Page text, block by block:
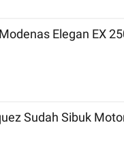
Elegan EX
Sudah Sibuk